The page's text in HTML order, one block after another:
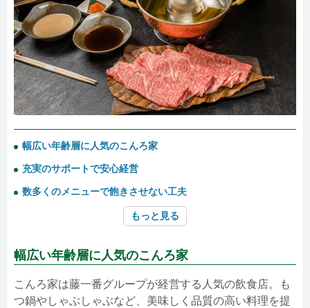
幅広い年齢層に人気のこんろ家
充実のサポートで安心経営
数多くのメニューで飽きさせない工夫
もっと見る
幅広い年齢層に人気のこんろ家
こんろ家は藤一番グループが経営する人気の飲食店。も
つ鍋やしゃぶしゃぶなど、美味しく品質の高い料理を提